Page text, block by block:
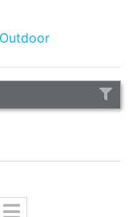
Outdoor